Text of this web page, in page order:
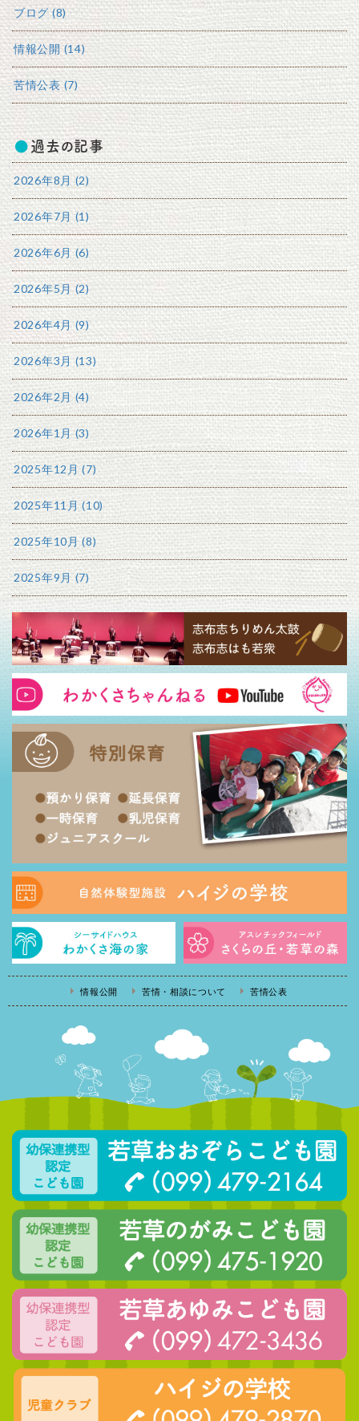
ブログ (8)
情報公開 (14)
苦情公表 (7)
過去の記事
2026年8月 (2)
2026年7月 (1)
2026年6月 (6)
2026年5月 (2)
2026年4月 (9)
2026年3月 (13)
2026年2月 (4)
2026年1月 (3)
2025年12月 (7)
2025年11月 (10)
2025年10月 (8)
2025年9月 (7)
情報公開 苦情・相談について 苦情公表